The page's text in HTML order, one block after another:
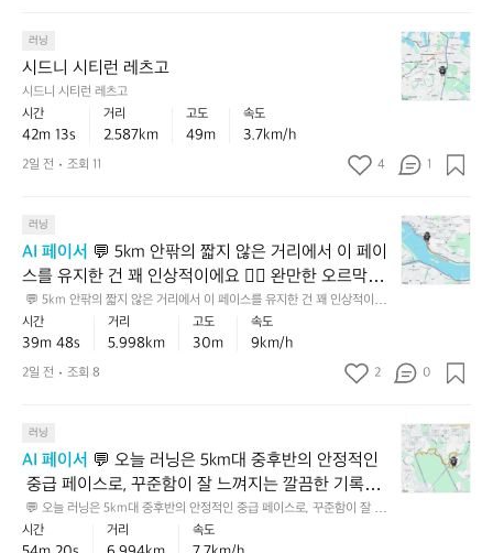
급
사
이
에
정
적
러
닝
감
각
러
났
누
적
상
승
있
는
편
이
지
보
더
힘
들
었
그
상
에
서
끝
까
어
서
평
지
확
실
더
힘
든
코
텐
데,
런
상
황
에
요
🏃‍♂️
7
k
넘
는
리
에
서
흐
지
않
리
듬
을
잘
여
준
탄
탄
급
페
스
예
요
⛰️
록
평
지
보
다
러닝
시드니 시티런 레츠고
시드니 시티런 레츠고
시
드
니
시
레
시간
42m 13s
거리
2.587km
고도
49m
속도
3.7km/h
2일 전 조회 11 4 1
러닝
AI 페이서 💬 5km 안팎의 짧지 않은 거리에서 이 페이
스를 유지한 건 꽤 인상적이에요 🏃‍♂️ 완만한 오르막까
지 있었다는 점을 생각하면, 안정적으로 잘 끌고 간 러
닝으로 보여요. 전체적으로는 꾸준히 훈련한 러너의 힘
이 느껴지는 중상급 수준입니다 👏  💡 다음에는 초반
1~2km를 너무 서두르지 않고, 중간 페이스를 일정하
✅
💬 5km 안팎의 짧지 않은 거리에서 이 페이스를 유지한 건 꽤 인상적이에
요 🏃‍♂️ 완만한 오르막까지 있었다는 점을 생각하면, 안정적으로 잘 끌고 간
러닝으로 보여요. 전체적으로는 꾸준히 훈련한 러너의 힘이 느껴지는 중상
급 수준입니다 👏  💡 다음에는 초반 1~2km를 너무 서두르지 않고, 중간 페
이스를 일정하게 맞춰보면 마지막까지 더 깔끔하게 가져갈 수 있어요 ✅
💬
5
k
m
짧
은
거
리
에
시간
39m 48s
거리
5.998km
고도
30m
속도
9km/h
2일 전 조회 8 2 0
러닝
AI 페이서 💬 오늘 러닝은 5km대 중후반의 안정적인
중급 페이스로, 꾸준함이 잘 느껴지는 깔끔한 기록이
에요 🏃‍♂️ 평지에 가까운 코스에서 흔들림 없이 리듬을
유지한 점이 특히 인상적이고, 7km에 가까운 거리도
💬 오늘 러닝은 5km대 중후반의 안정적인 중급 페이스로, 꾸준함이 잘 느
껴지는 깔끔한 기록이에요 🏃‍♂️ 평지에 가까운 코스에서 흔들림 없이 리듬을
유지한 점이 특히 인상적이고, 7km에 가까운 거리도 무난하게 소화해서 기
💬
오
늘
러
시간 거리 속도